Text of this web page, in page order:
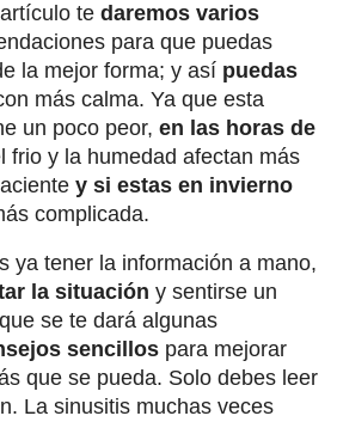
te daremos varios
para que puedas
la mejor forma; y así puedas
más calma. Ya que esta
un poco peor, en las horas de
frio y la humedad afectan más
y si estas en invierno
complicada.
ya tener la información a mano,
la situación y sentirse un
se te dará algunas
sencillos para mejorar
que se pueda. Solo debes leer
La sinusitis muchas veces